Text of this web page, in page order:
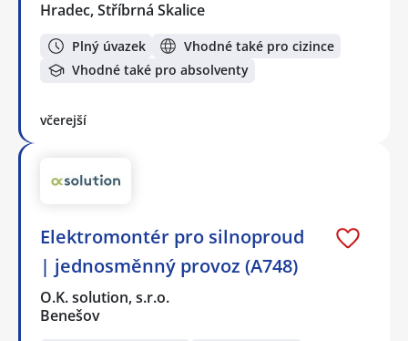
Hradec, Stříbrná Skalice
Plný úvazek
Vhodné také pro cizince
Vhodné také pro absolventy
včerejší
Elektromontér pro silnoproud
| jednosměnný provoz (A748)
O.K. solution, s.r.o.
Benešov